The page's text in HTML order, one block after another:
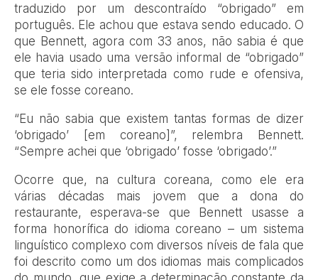
traduzido por um descontraído “obrigado” em
português. Ele achou que estava sendo educado. O
que Bennett, agora com 33 anos, não sabia é que
ele havia usado uma versão informal de “obrigado”
que teria sido interpretada como rude e ofensiva,
se ele fosse coreano.
“Eu não sabia que existem tantas formas de dizer
‘obrigado’ [em coreano]”, relembra Bennett.
“Sempre achei que ‘obrigado’ fosse ‘obrigado’.”
Ocorre que, na cultura coreana, como ele era
várias décadas mais jovem que a dona do
restaurante, esperava-se que Bennett usasse a
forma honorífica do idioma coreano – um sistema
linguístico complexo com diversos níveis de fala que
foi descrito como um dos idiomas mais complicados